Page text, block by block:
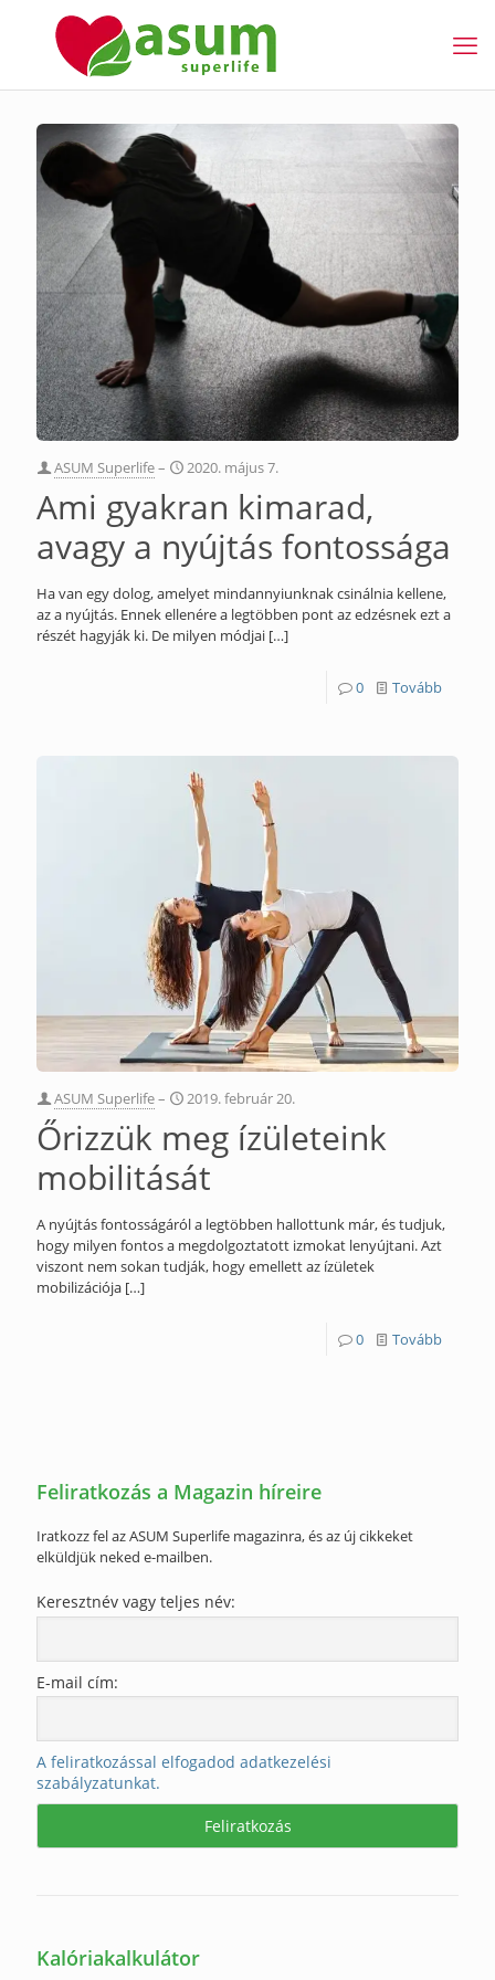
ASUM Superlife– 2020. május 7.
Ami gyakran kimarad,
avagy a nyújtás fontossága
Ha van egy dolog, amelyet mindannyiunknak csinálnia kellene,
az a nyújtás. Ennek ellenére a legtöbben pont az edzésnek ezt a
részét hagyják ki. De milyen módjai […]
0 Tovább
ASUM Superlife– 2019. február 20.
Őrizzük meg ízületeink
mobilitását
A nyújtás fontosságáról a legtöbben hallottunk már, és tudjuk,
hogy milyen fontos a megdolgoztatott izmokat lenyújtani. Azt
viszont nem sokan tudják, hogy emellett az ízületek
mobilizációja […]
0 Tovább
Feliratkozás a Magazin híreire
Iratkozz fel az ASUM Superlife magazinra, és az új cikkeket
elküldjük neked e-mailben.
Keresztnév vagy teljes név:
E-mail cím:
A feliratkozással elfogadod adatkezelési
szabályzatunkat.
Kalóriakalkulátor